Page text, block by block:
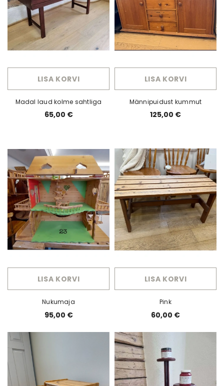
LISA KORVI
Madal laud kolme sahtliga
65,00 €
LISA KORVI
Männipuidust kummut
125,00 €
LISA KORVI
Nukumaja
95,00 €
LISA KORVI
Pink
60,00 €